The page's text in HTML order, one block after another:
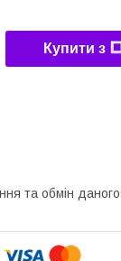
Купити з
та обмін